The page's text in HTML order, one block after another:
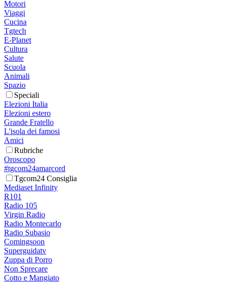
Motori
Viaggi
Cucina
Tgtech
E-Planet
Cultura
Salute
Scuola
Animali
Spazio
Speciali
Elezioni Italia
Elezioni estero
Grande Fratello
L'isola dei famosi
Amici
Rubriche
Oroscopo
#tgcom24amarcord
Tgcom24 Consiglia
Mediaset Infinity
R101
Radio 105
Virgin Radio
Radio Montecarlo
Radio Subasio
Comingsoon
Superguidatv
Zuppa di Porro
Non Sprecare
Cotto e Mangiato